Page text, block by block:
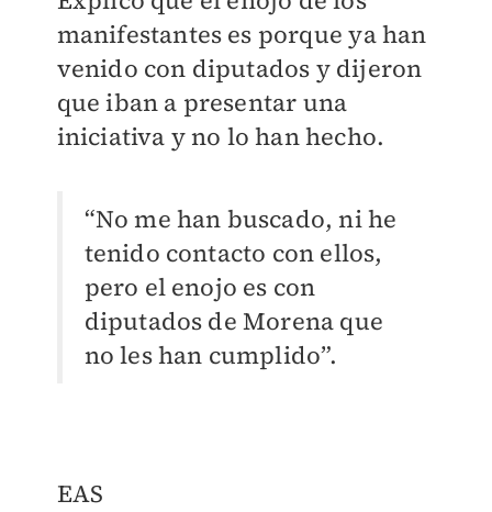
manifestantes es porque ya han
venido con diputados y dijeron
que iban a presentar una
iniciativa y no lo han hecho.
“No me han buscado, ni he
tenido contacto con ellos,
pero el enojo es con
diputados de Morena que
no les han cumplido”.
EAS